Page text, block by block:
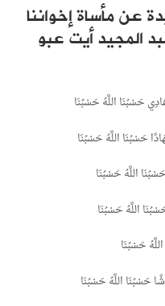
مأساة إخواننا
المجيد أيت عبو
حَسْبُنَا اللَّهُ حَسْبُنَا
حَسْبُنَا اللَّهُ حَسْبُنَا
اللَّهُ حَسْبُنَا
اللَّهُ حَسْبُنَا
حَسْبُنَا
حَسْبُنَا اللَّهُ حَسْبُنَا